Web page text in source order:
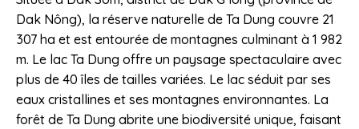
Dak Nông), la réserve naturelle de Ta Dung couvre 21
307 ha et est entourée de montagnes culminant à 1 982
m. Le lac Ta Dung offre un paysage spectaculaire avec
plus de 40 îles de tailles variées. Le lac séduit par ses
eaux cristallines et ses montagnes environnantes. La
forêt de Ta Dung abrite une biodiversité unique, faisant